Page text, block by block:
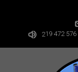
219 472 576